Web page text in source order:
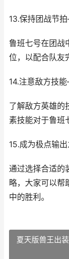
13.保持团战节
鲁班七号在团战
位，以配合队友
14.注意敌方技
了解敌方英雄的
素技能对于鲁班
15.成为极点输
通过选择合适的
略，大家可以帮
中的胜利。
夏天版兽王出